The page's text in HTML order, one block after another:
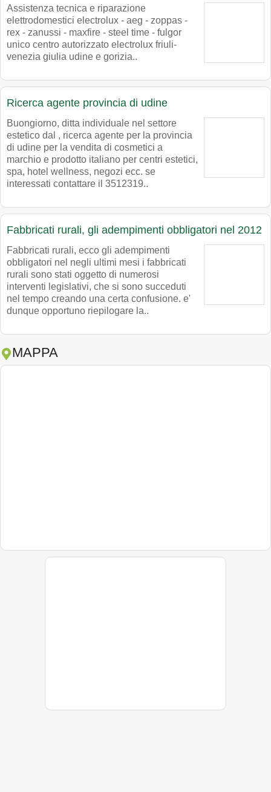
Assistenza tecnica e riparazione
elettrodomestici electrolux - aeg - zoppas -
rex - zanussi - maxfire - steel time - fulgor
unico centro autorizzato electrolux friuli-
venezia giulia udine e gorizia..
Ricerca agente provincia di udine
Buongiorno, ditta individuale nel settore
estetico dal , ricerca agente per la provincia
di udine per la vendita di cosmetici a
marchio e prodotto italiano per centri estetici,
spa, hotel wellness, negozi ecc. se
interessati contattare il 3512319..
Fabbricati rurali, gli adempimenti obbligatori nel 2012
Fabbricati rurali, ecco gli adempimenti
obbligatori nel negli ultimi mesi i fabbricati
rurali sono stati oggetto di numerosi
interventi legislativi, che si sono succeduti
nel tempo creando una certa confusione. e'
dunque opportuno riepilogare la..
MAPPA